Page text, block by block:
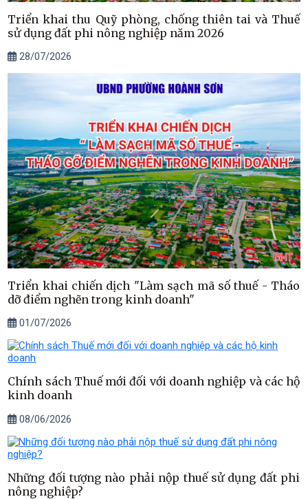
Triển khai thu Quỹ phòng, chống thiên tai và Thuế
sử dụng đất phi nông nghiệp năm 2026
28/07/2026
Triển khai chiến dịch "Làm sạch mã số thuế - Tháo
dỡ điểm nghẽn trong kinh doanh"
01/07/2026
Chính sách Thuế mới đối với doanh nghiệp và các hộ
kinh doanh
08/06/2026
Những đối tượng nào phải nộp thuế sử dụng đất phi
nông nghiệp?